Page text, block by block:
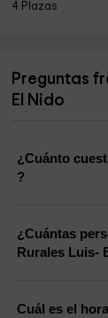
4 Plazas
Preguntas
El Nido
¿Cuánto
?
¿Cuántas
Rurales Luis-
Cuál es el horario